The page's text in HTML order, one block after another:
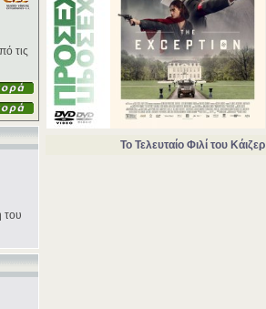
τις
του
Το Τελευταίο Φιλί του Κάιζερ